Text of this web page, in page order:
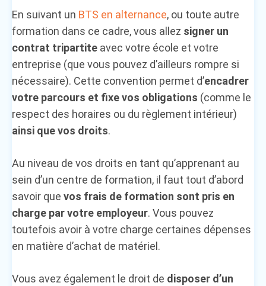
En suivant un BTS en alternance, ou toute autre
formation dans ce cadre, vous allez signer un
contrat tripartite avec votre école et votre
entreprise (que vous pouvez d’ailleurs rompre si
nécessaire). Cette convention permet d’encadrer
votre parcours et fixe vos obligations (comme le
respect des horaires ou du règlement intérieur)
ainsi que vos droits.
Au niveau de vos droits en tant qu’apprenant au
sein d’un centre de formation, il faut tout d’abord
savoir que vos frais de formation sont pris en
charge par votre employeur. Vous pouvez
toutefois avoir à votre charge certaines dépenses
en matière d’achat de matériel.
Vous avez également le droit de disposer d’un